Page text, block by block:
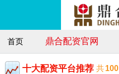
首页 鼎合配资官网
十大配资平台推荐 共100